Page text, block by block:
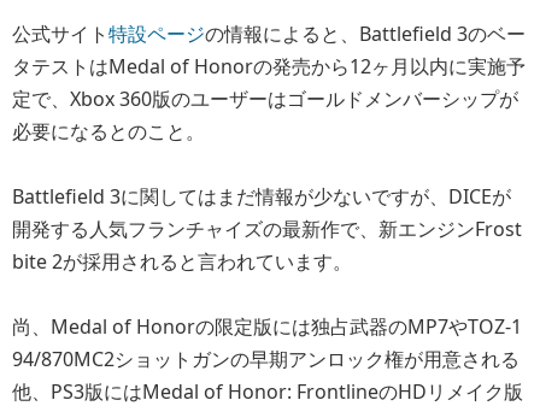
公式サイト特設ページの情報によると、Battlefield 3のベー
タテストはMedal of Honorの発売から12ヶ月以内に実施予
定で、Xbox 360版のユーザーはゴールドメンバーシップが
必要になるとのこと。
Battlefield 3に関してはまだ情報が少ないですが、DICEが
開発する人気フランチャイズの最新作で、新エンジンFrost
bite 2が採用されると言われています。
尚、Medal of Honorの限定版には独占武器のMP7やTOZ-1
94/870MC2ショットガンの早期アンロック権が用意される
他、PS3版にはMedal of Honor: FrontlineのHDリメイク版